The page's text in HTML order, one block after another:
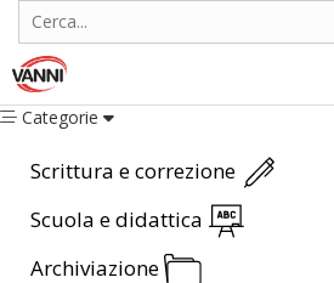
Categorie
Scrittura e correzione
Scuola e didattica
Archiviazione